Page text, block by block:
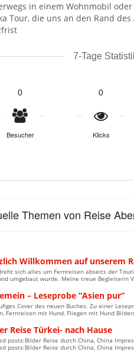
in einem Wohnmobil
Tour, die uns an den Rand
7-Tage
0
Besucher
0
Klicks
Themen von Reise
Willkommen auf unserem
sich alles um Fernreisen abseits der
umgebaut wurde. Meine treue Begleiterin
– Leseprobe “Asien pur”
Cover des neuen Buches. Zu einer
Fernreisen mit Hund, Fliegen mit Hund
Reise Türkei- nach Hause
posts:Bilder Reise durch China, China
posts:Bilder Reise durch China, China